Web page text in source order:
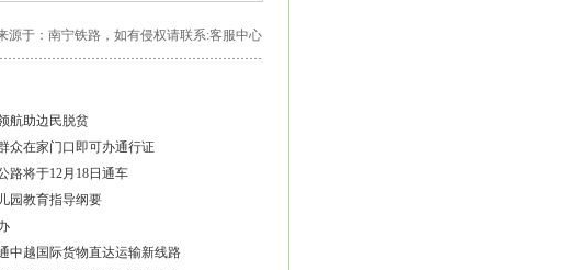
源于：南宁铁路，如有侵权请联系:客服中心
航助边民脱贫
众在家门口即可办通行证
路将于12月18日通车
园教育指导纲要
中越国际货物直达运输新线路